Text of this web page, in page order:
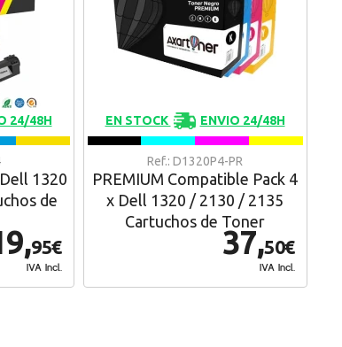
24/48H
1320
de
95€
IVA Incl.
EN STOCK ENVIO 24/48H
Ref.: D1320P4-PR
PREMIUM Compatible Pack 4
x Dell 1320 / 2130 / 2135
Cartuchos de Toner
37,50€
IVA Incl.